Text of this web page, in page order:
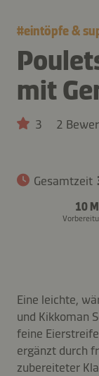
#eintöpfe &
mit
3 2
Gesamtzeit
10
Eine leichte,
und Kikkoman
feine
ergänzt durch
zubereiteter